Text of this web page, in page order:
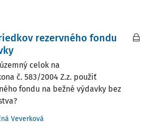
rezervného fondu
celok na
č. 583/2004 Z.z. použiť
fondu na bežné výdavky bez
Veverková